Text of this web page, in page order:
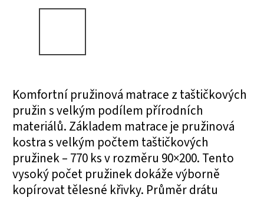
Komfortní pružinová matrace z taštičkových
pružin s velkým podílem přírodních
materiálů. Základem matrace je pružinová
kostra s velkým počtem taštičkových
pružinek – 770 ks v rozměru 90×200. Tento
vysoký počet pružinek dokáže výborně
kopírovat tělesné křivky. Průměr drátu